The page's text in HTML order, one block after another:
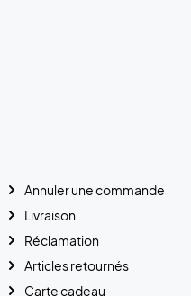
Annuler une commande
Livraison
Réclamation
Articles retournés
Carte cadeau